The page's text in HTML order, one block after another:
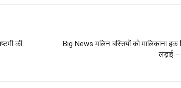
की
Big News मलिन बस्तियों को मालिकाना हक
लड़ाई